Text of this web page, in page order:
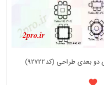
بعدی طراحی (کد92722)